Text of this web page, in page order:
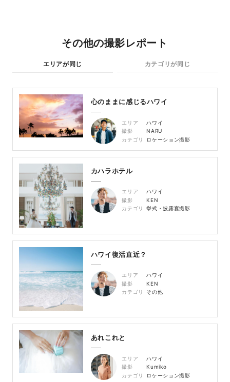
その他の撮影レポート
エリアが同じ カテゴリが同じ
心のままに感じるハワイ
エリア
ハワイ
撮影
NARU
カテゴリ
ロケーション撮影
カハラホテル
エリア
ハワイ
撮影
KEN
カテゴリ
挙式・披露宴撮影
ハワイ復活直近？
エリア
ハワイ
撮影
KEN
カテゴリ
その他
あれこれと
エリア
ハワイ
撮影
Kumiko
カテゴリ
ロケーション撮影